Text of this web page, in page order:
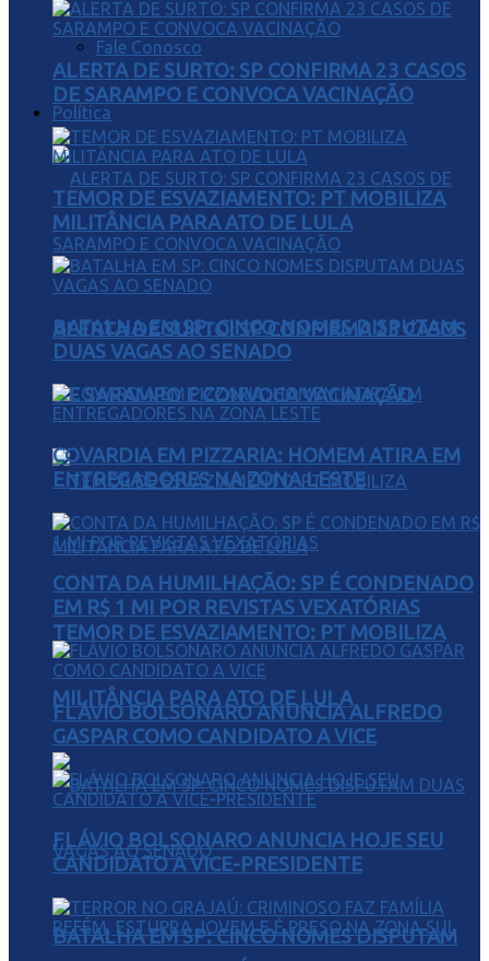
Fale Conosco
Política
ALERTA DE SURTO: SP CONFIRMA 23 CASOS
DE SARAMPO E CONVOCA VACINAÇÃO
TEMOR DE ESVAZIAMENTO: PT MOBILIZA
MILITÂNCIA PARA ATO DE LULA
BATALHA EM SP: CINCO NOMES DISPUTAM
ALERTA DE SURTO: SP CONFIRMA 23 CASOS
DE SARAMPO E CONVOCA VACINAÇÃO
TEMOR DE ESVAZIAMENTO: PT MOBILIZA
MILITÂNCIA PARA ATO DE LULA
BATALHA EM SP: CINCO NOMES DISPUTAM
DUAS VAGAS AO SENADO
COVARDIA EM PIZZARIA: HOMEM ATIRA EM
ENTREGADORES NA ZONA LESTE
CONTA DA HUMILHAÇÃO: SP É CONDENADO
EM R$ 1 MI POR REVISTAS VEXATÓRIAS
FLÁVIO BOLSONARO ANUNCIA ALFREDO
GASPAR COMO CANDIDATO A VICE
FLÁVIO BOLSONARO ANUNCIA HOJE SEU
CANDIDATO A VICE-PRESIDENTE